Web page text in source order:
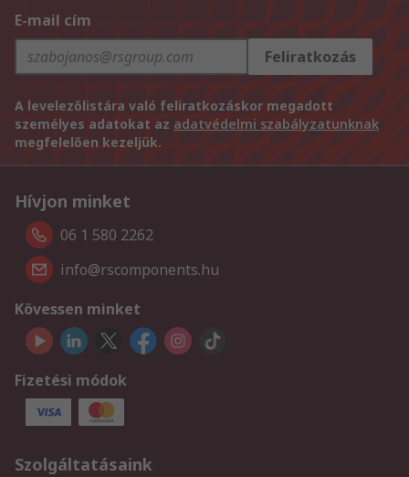
E-mail cím
Feliratkozás
A levelezőlistára való feliratkozáskor megadott
személyes adatokat az adatvédelmi szabályzatunknak
megfelelően kezeljük.
Hívjon minket
06 1 580 2262
info@rscomponents.hu
Kövessen minket
Fizetési módok
Szolgáltatásaink